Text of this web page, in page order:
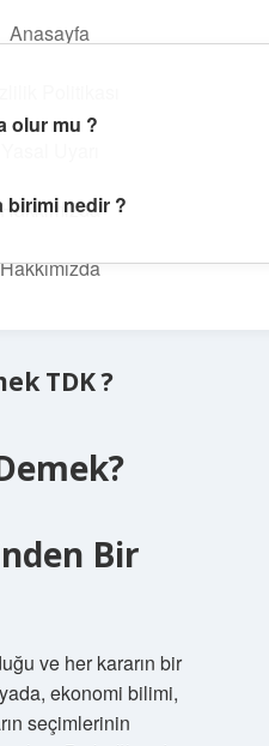
Anasayfa
Hakkımızda
Hakkımızda
ve sıradışı keşifler burada.
TDK ?
Bir
ve her kararın bir
ekonomi bilimi,
seçimlerinin
olur mu ?
birimi nedir ?